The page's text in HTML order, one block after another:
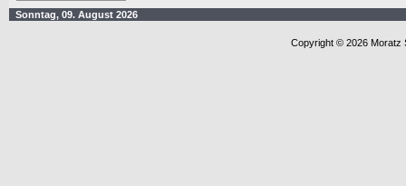
Sonntag, 09. August 2026
Copyright © 2026 Moratz